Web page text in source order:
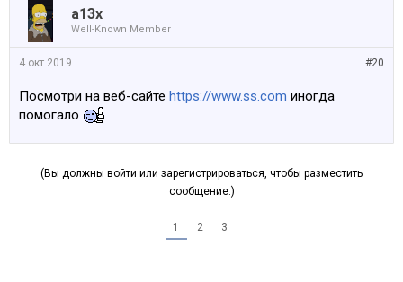
a13x
Well-Known Member
#20
4 окт 2019
Посмотри на веб-сайте https://www.ss.com иногда
помогало
(Вы должны войти или зарегистрироваться, чтобы разместить
сообщение.)
1 2 3